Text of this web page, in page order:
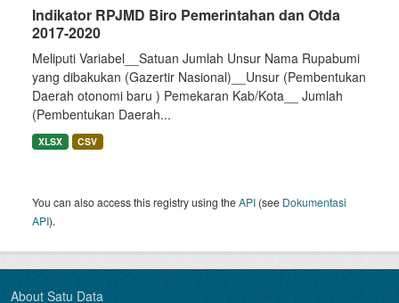
Indikator RPJMD Biro Pemerintahan dan Otda
2017-2020
Meliputi Variabel__Satuan Jumlah Unsur Nama Rupabumi
yang dibakukan (Gazertir Nasional)__Unsur (Pembentukan
Daerah otonomi baru ) Pemekaran Kab/Kota__ Jumlah
(Pembentukan Daerah...
XLSX CSV
You can also access this registry using theAPI (see Dokumentasi
API).
About Satu Data